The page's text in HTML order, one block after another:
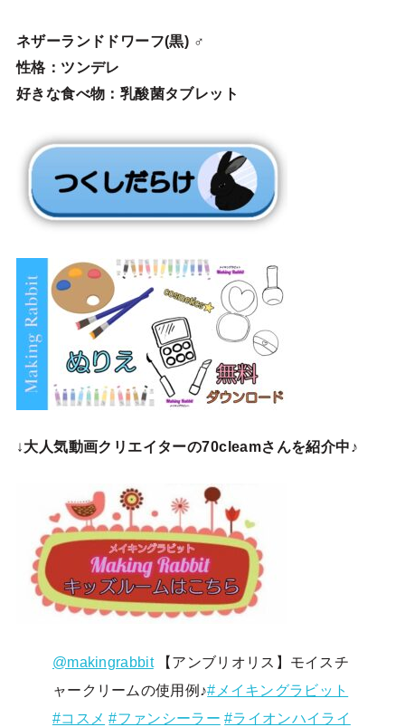
ネザーランドドワーフ(黒) ♂
性格：ツンデレ
好きな食べ物：乳酸菌タブレット
↓大人気動画クリエイターの70cleamさんを紹介中♪
@makingrabbit【アンブリオリス】モイスチ
ャークリームの使用例♪#メイキングラビット
#コスメ #ファンシーラー #ライオンハイライ